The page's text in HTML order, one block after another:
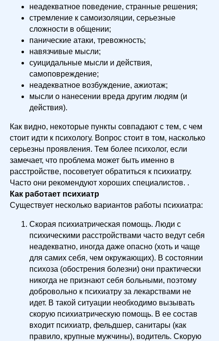
неадекватное поведение, странные решения;
стремление к самоизоляции, серьезные
сложности в общении;
панические атаки, тревожность;
навязчивые мысли;
суицидальные мысли и действия,
самоповреждение;
неадекватное возбуждение, ажиотаж;
мысли о нанесении вреда другим людям (и
действия).
Как видно, некоторые пункты совпадают с тем, с чем
стоит идти к психологу. Вопрос стоит в том, насколько
серьезны проявления. Тем более психолог, если
замечает, что проблема может быть именно в
расстройстве, посоветует обратиться к психиатру.
Часто они рекомендуют хороших специалистов. .
Как работает психиатр
Существует несколько вариантов работы психиатра:
Скорая психиатрическая помощь. Люди с
психическими расстройствами часто ведут себя
неадекватно, иногда даже опасно (хоть и чаще
для самих себя, чем окружающих). В состоянии
психоза (обострения болезни) они практически
никогда не признают себя больными, поэтому
добровольно к психиатру за лекарствами не
идет. В такой ситуации необходимо вызывать
скорую психиатрическую помощь. В ее состав
входит психиатр, фельдшер, санитары (как
правило, крупные мужчины), водитель. Скорую